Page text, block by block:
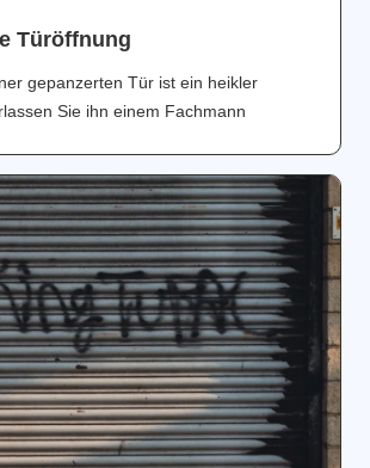
Türöffnung
gepanzerten Tür ist ein heikler
Sie ihn einem Fachmann